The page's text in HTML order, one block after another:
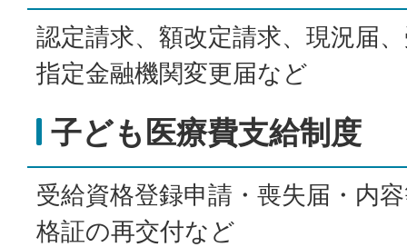
認定請求、額改定請求、現況届
指定金融機関変更届など
子ども医療費支給制度
受給資格登録申請・喪失届・内
格証の再交付など